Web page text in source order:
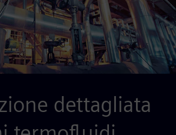
dettagliata